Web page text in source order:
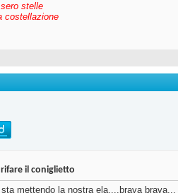
stelle
costellazione
il coniglietto
sta mettendo la nostra ela....brava brava...